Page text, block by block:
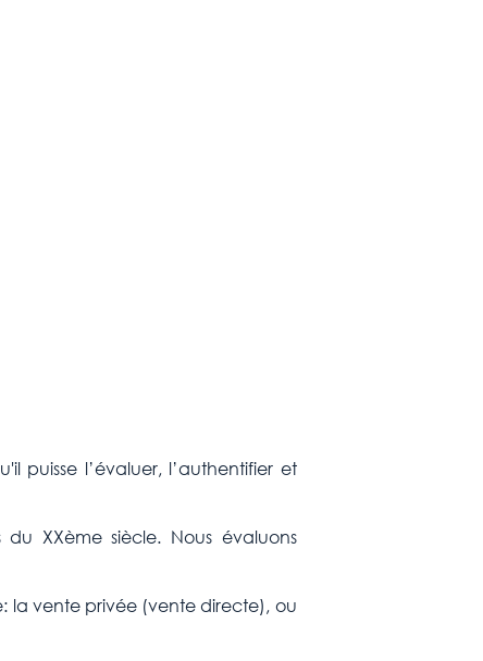
puisse l’évaluer, l’authentifier et
XXème siècle. Nous évaluons
la vente privée (vente directe), ou